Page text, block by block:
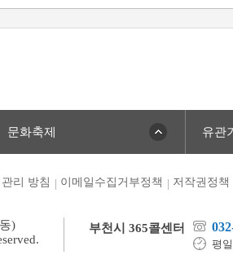
문화축제 유관
리 방침 이메일수집거부정책 저작권정책
)
부천시 365콜센터
평